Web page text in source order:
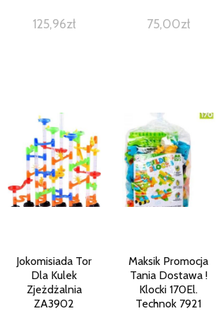
125,96zł 75,00zł
Jokomisiada Tor
Dla Kulek
Zjeżdżalnia
ZA3902
Maksik Promocja
Tania Dostawa !
Klocki 170El.
Technok 7921